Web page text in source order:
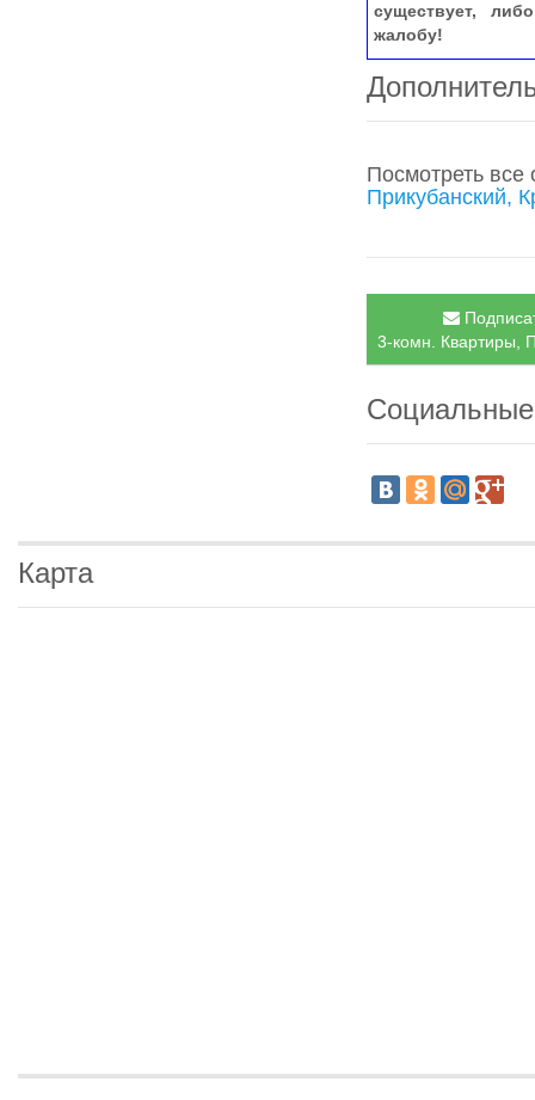
существует,
жалобу!
Посмотреть
Прикубанский,
3-комн. Квартиры,
Карта